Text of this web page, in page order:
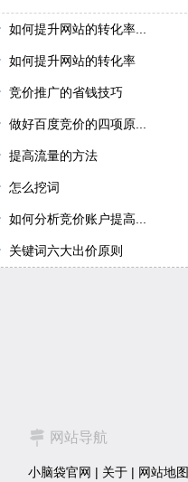
如何提升网站的转化率...
如何提升网站的转化率
竞价推广的省钱技巧
做好百度竞价的四项原...
提高流量的方法
怎么挖词
如何分析竞价账户提高...
关键词六大出价原则
网站导航
小脑袋官网 | 关于 | 网站地图